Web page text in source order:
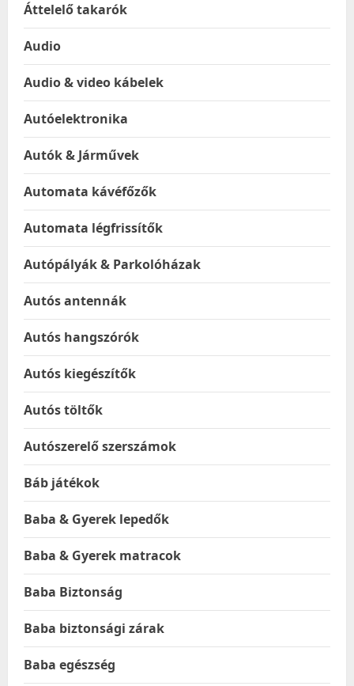
Áttelelő takarók
Audio
Audio & video kábelek
Autóelektronika
Autók & Járművek
Automata kávéfőzők
Automata légfrissítők
Autópályák & Parkolóházak
Autós antennák
Autós hangszórók
Autós kiegészítők
Autós töltők
Autószerelő szerszámok
Báb játékok
Baba & Gyerek lepedők
Baba & Gyerek matracok
Baba Biztonság
Baba biztonsági zárak
Baba egészség